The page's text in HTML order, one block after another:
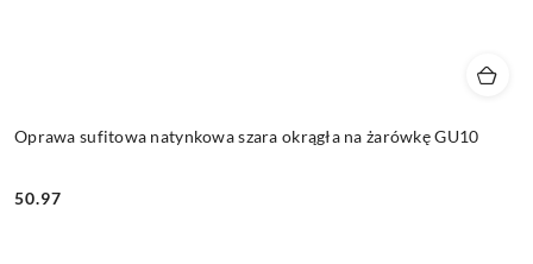
Oprawa sufitowa natynkowa szara okrągła na żarówkę GU10
Cena:
50.97